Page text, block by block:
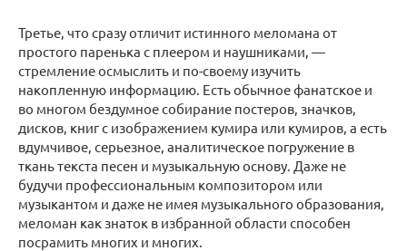
Третье, что сразу отличит истинного меломана от
простого паренька с плеером и наушниками, —
стремление осмыслить и по-своему изучить
накопленную информацию. Есть обычное фанатское и
во многом бездумное собирание постеров, значков,
дисков, книг с изображением кумира или кумиров, а есть
вдумчивое, серьезное, аналитическое погружение в
ткань текста песен и музыкальную основу. Даже не
будучи профессиональным композитором или
музыкантом и даже не имея музыкального образования,
меломан как знаток в избранной области способен
посрамить многих и многих.